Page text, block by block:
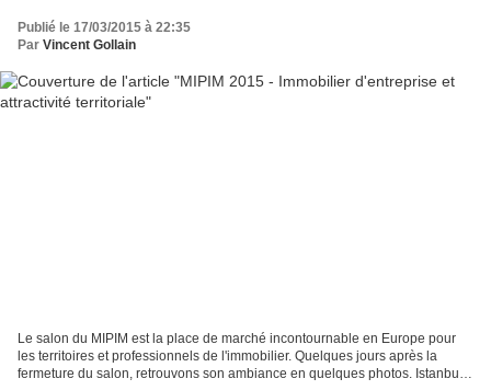
Publié le 17/03/2015 à 22:35
Par Vincent Gollain
Le salon du MIPIM est la place de marché incontournable en Europe pour
les territoires et professionnels de l'immobilier. Quelques jours après la
fermeture du salon, retrouvons son ambiance en quelques photos. Istanbul a